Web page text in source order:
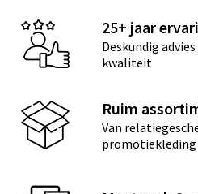
25+ jaar
Deskundig
kwaliteit
Ruim
Van
promotiekleding